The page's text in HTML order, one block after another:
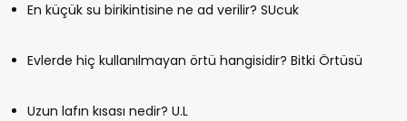
En küçük su birikintisine ne ad verilir? SUcuk
Evlerde hiç kullanılmayan örtü hangisidir? Bitki Örtüsü
Uzun lafın kısası nedir? U.L